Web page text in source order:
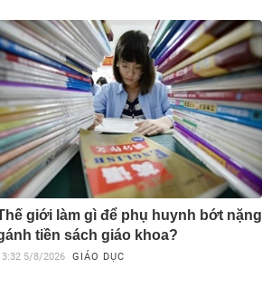
giới làm gì để phụ huynh bớt nặng
tiền sách giáo khoa?
5/8/2026 GIÁO DỤC